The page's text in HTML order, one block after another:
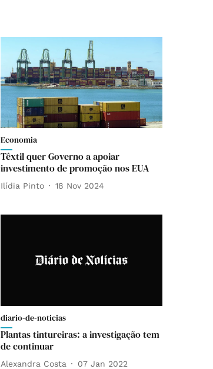
Economia
Têxtil quer Governo a apoiar
investimento de promoção nos EUA
Ilídia Pinto 18 Nov 2024
diario-de-noticias
Plantas tintureiras: a investigação tem
de continuar
Alexandra Costa 07 Jan 2022